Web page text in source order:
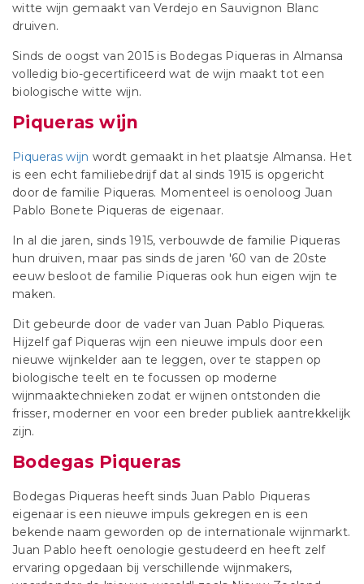
witte wijn gemaakt van Verdejo en Sauvignon Blanc
druiven.
Sinds de oogst van 2015 is Bodegas Piqueras in Almansa
volledig bio-gecertificeerd wat de wijn maakt tot een
biologische witte wijn.
Piqueras wijn
Piqueras wijn wordt gemaakt in het plaatsje Almansa. Het
is een echt familiebedrijf dat al sinds 1915 is opgericht
door de familie Piqueras. Momenteel is oenoloog Juan
Pablo Bonete Piqueras de eigenaar.
In al die jaren, sinds 1915, verbouwde de familie Piqueras
hun druiven, maar pas sinds de jaren '60 van de 20ste
eeuw besloot de familie Piqueras ook hun eigen wijn te
maken.
Dit gebeurde door de vader van Juan Pablo Piqueras.
Hijzelf gaf Piqueras wijn een nieuwe impuls door een
nieuwe wijnkelder aan te leggen, over te stappen op
biologische teelt en te focussen op moderne
wijnmaaktechnieken zodat er wijnen ontstonden die
frisser, moderner en voor een breder publiek aantrekkelijk
zijn.
Bodegas Piqueras
Bodegas Piqueras heeft sinds Juan Pablo Piqueras
eigenaar is een nieuwe impuls gekregen en is een
bekende naam geworden op de internationale wijnmarkt.
Juan Pablo heeft oenologie gestudeerd en heeft zelf
ervaring opgedaan bij verschillende wijnmakers,